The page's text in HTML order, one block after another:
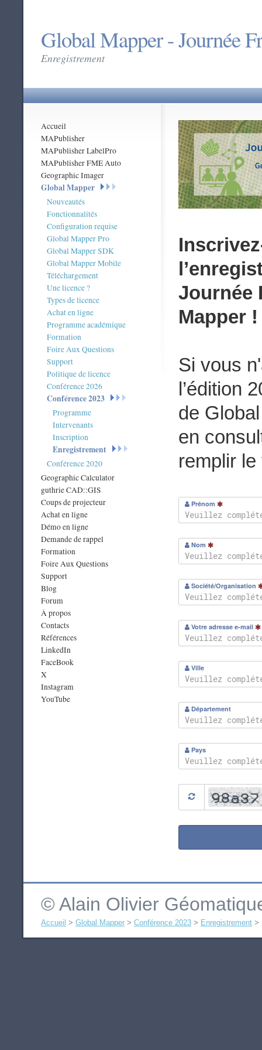
Global Mapper - Journée
Enregistrement
Accueil
MAPublisher
MAPublisher LabelPro
MAPublisher FME Auto
Geographic Imager
Global Mapper
Nouveautés
Fonctionnalités
Configuration requise
Global Mapper Pro
Global Mapper SDK
Global Mapper Mobile
Téléchargement
Une licence ?
Types de licence
Achat en ligne
Programme académique
Formation
Foire Aux Questions
Support
Politique de licence
Conférence 2026
Conférence 2023
Programme
Intervenants
Inscription
Enregistrement
Conférence 2020
Geographic Calculator
guthrie CAD::GIS
Coups de projecteur
Achat en ligne
Démo en ligne
Demande de rappel
Formation
Foire Aux Questions
Support
Blog
Forum
À propos
Contacts
Références
LinkedIn
FaceBook
X
Instagram
YouTube
Journée
Mapper !
Si vous
l’édition
de
en
remplir
Prénom
Nom
Société/Organisation
Votre adresse e-mail
Ville
Département
Pays
© Alain Olivier
Accueil > Global Mapper > Conférence 2023 > Enregistrement >